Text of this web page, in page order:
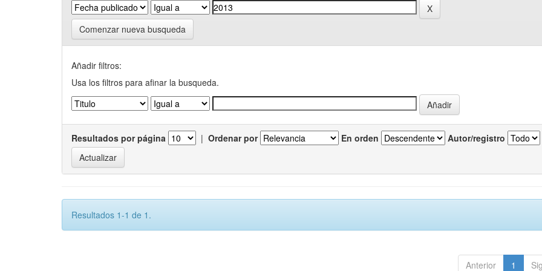
Comenzar nueva busqueda
Añadir filtros:
Usa los filtros para afinar la busqueda.
Resultados por página | Ordenar por En orden Autor/registro
Resultados 1-1 de 1.
Anterior 1